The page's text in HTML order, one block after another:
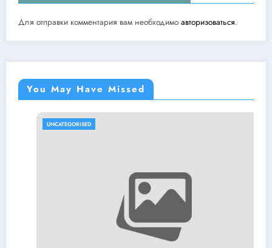
Для отправки комментария вам необходимо авторизоваться.
You May Have Missed
UNCATEGORISED